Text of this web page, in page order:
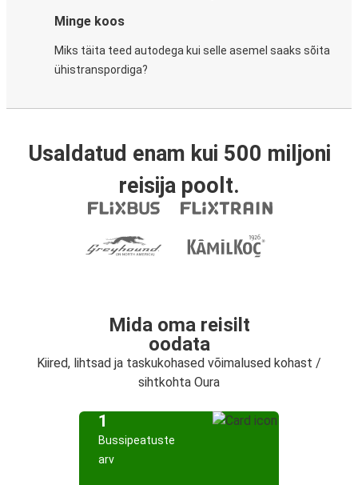
Minge koos
Miks täita teed autodega kui selle asemel saaks sõita
ühistranspordiga?
Usaldatud enam kui 500 miljoni
reisija poolt.
Mida oma reisilt
oodata
Kiired, lihtsad ja taskukohased võimalused kohast /
sihtkohta Oura
1
Bussipeatuste
arv